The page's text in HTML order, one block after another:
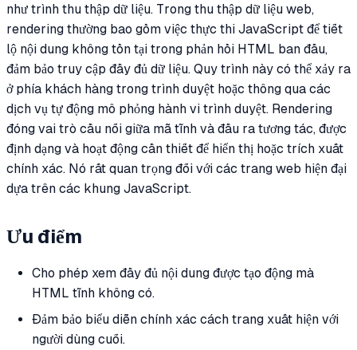
như trình thu thập dữ liệu. Trong thu thập dữ liệu web,
rendering thường bao gồm việc thực thi JavaScript để tiết
lộ nội dung không tồn tại trong phản hồi HTML ban đầu,
đảm bảo truy cập đầy đủ dữ liệu. Quy trình này có thể xảy ra
ở phía khách hàng trong trình duyệt hoặc thông qua các
dịch vụ tự động mô phỏng hành vi trình duyệt. Rendering
đóng vai trò cầu nối giữa mã tĩnh và đầu ra tương tác, được
định dạng và hoạt động cần thiết để hiển thị hoặc trích xuất
chính xác. Nó rất quan trọng đối với các trang web hiện đại
dựa trên các khung JavaScript.
Ưu điểm
Cho phép xem đầy đủ nội dung được tạo động mà
HTML tĩnh không có.
Đảm bảo biểu diễn chính xác cách trang xuất hiện với
người dùng cuối.